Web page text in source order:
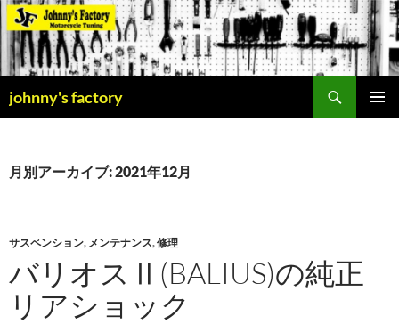
johnny's factory
索
ン
キ
プ
月別アーカイブ: 2021年12月
サスペンション, メンテナンス,修理
バリオスⅡ(BALIUS)の純正
リアショック